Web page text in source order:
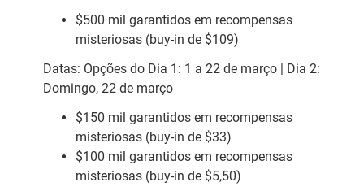
$500 mil garantidos em recompensas
misteriosas (buy-in de $109)
Datas: Opções do Dia 1: 1 a 22 de março | Dia 2:
Domingo, 22 de março
$150 mil garantidos em recompensas
misteriosas (buy-in de $33)
$100 mil garantidos em recompensas
misteriosas (buy-in de $5,50)